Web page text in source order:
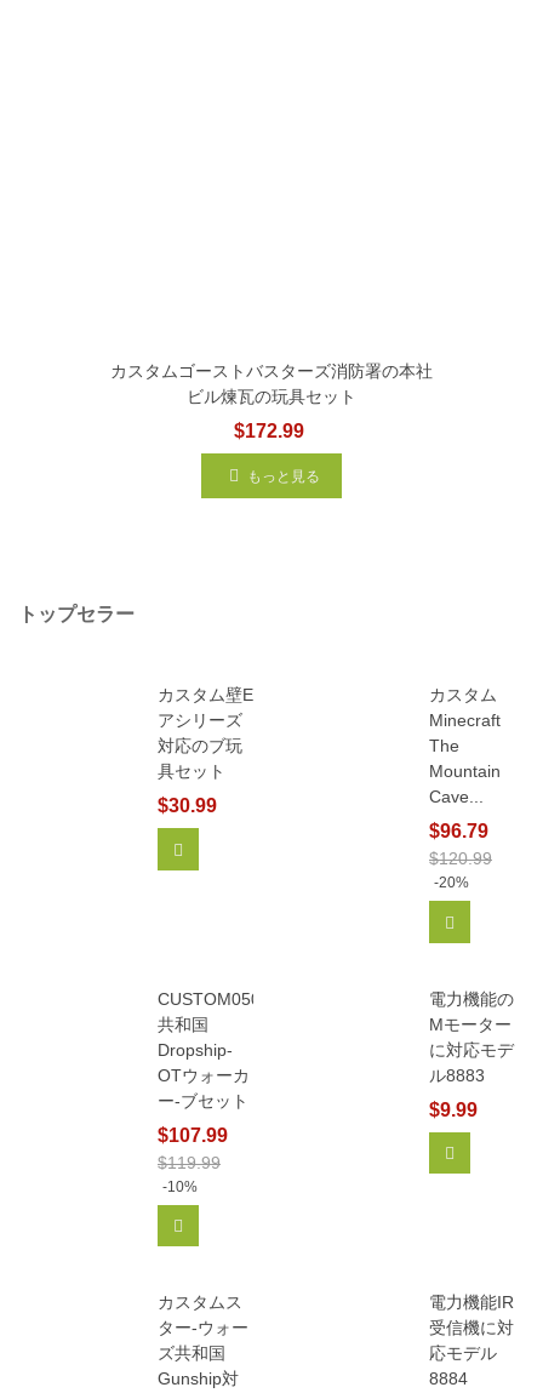
カスタムゴーストバスターズ消防署の本社
ビル煉瓦の玩具セット
$172.99
もっと見る
トップセラー
カスタム壁E
アシリーズ
対応のブ玩
具セット
$30.99
カスタム
Minecraft
The
Mountain
Cave...
$96.79
$120.99
-20%
CUSTOM05053
共和国
Dropship-
OTウォーカ
ー-ブセット
$107.99
$119.99
-10%
電力機能の
Mモーター
に対応モデ
ル8883
$9.99
カスタムス
ター-ウォー
ズ共和国
Gunship対
電力機能IR
受信機に対
応モデル
8884